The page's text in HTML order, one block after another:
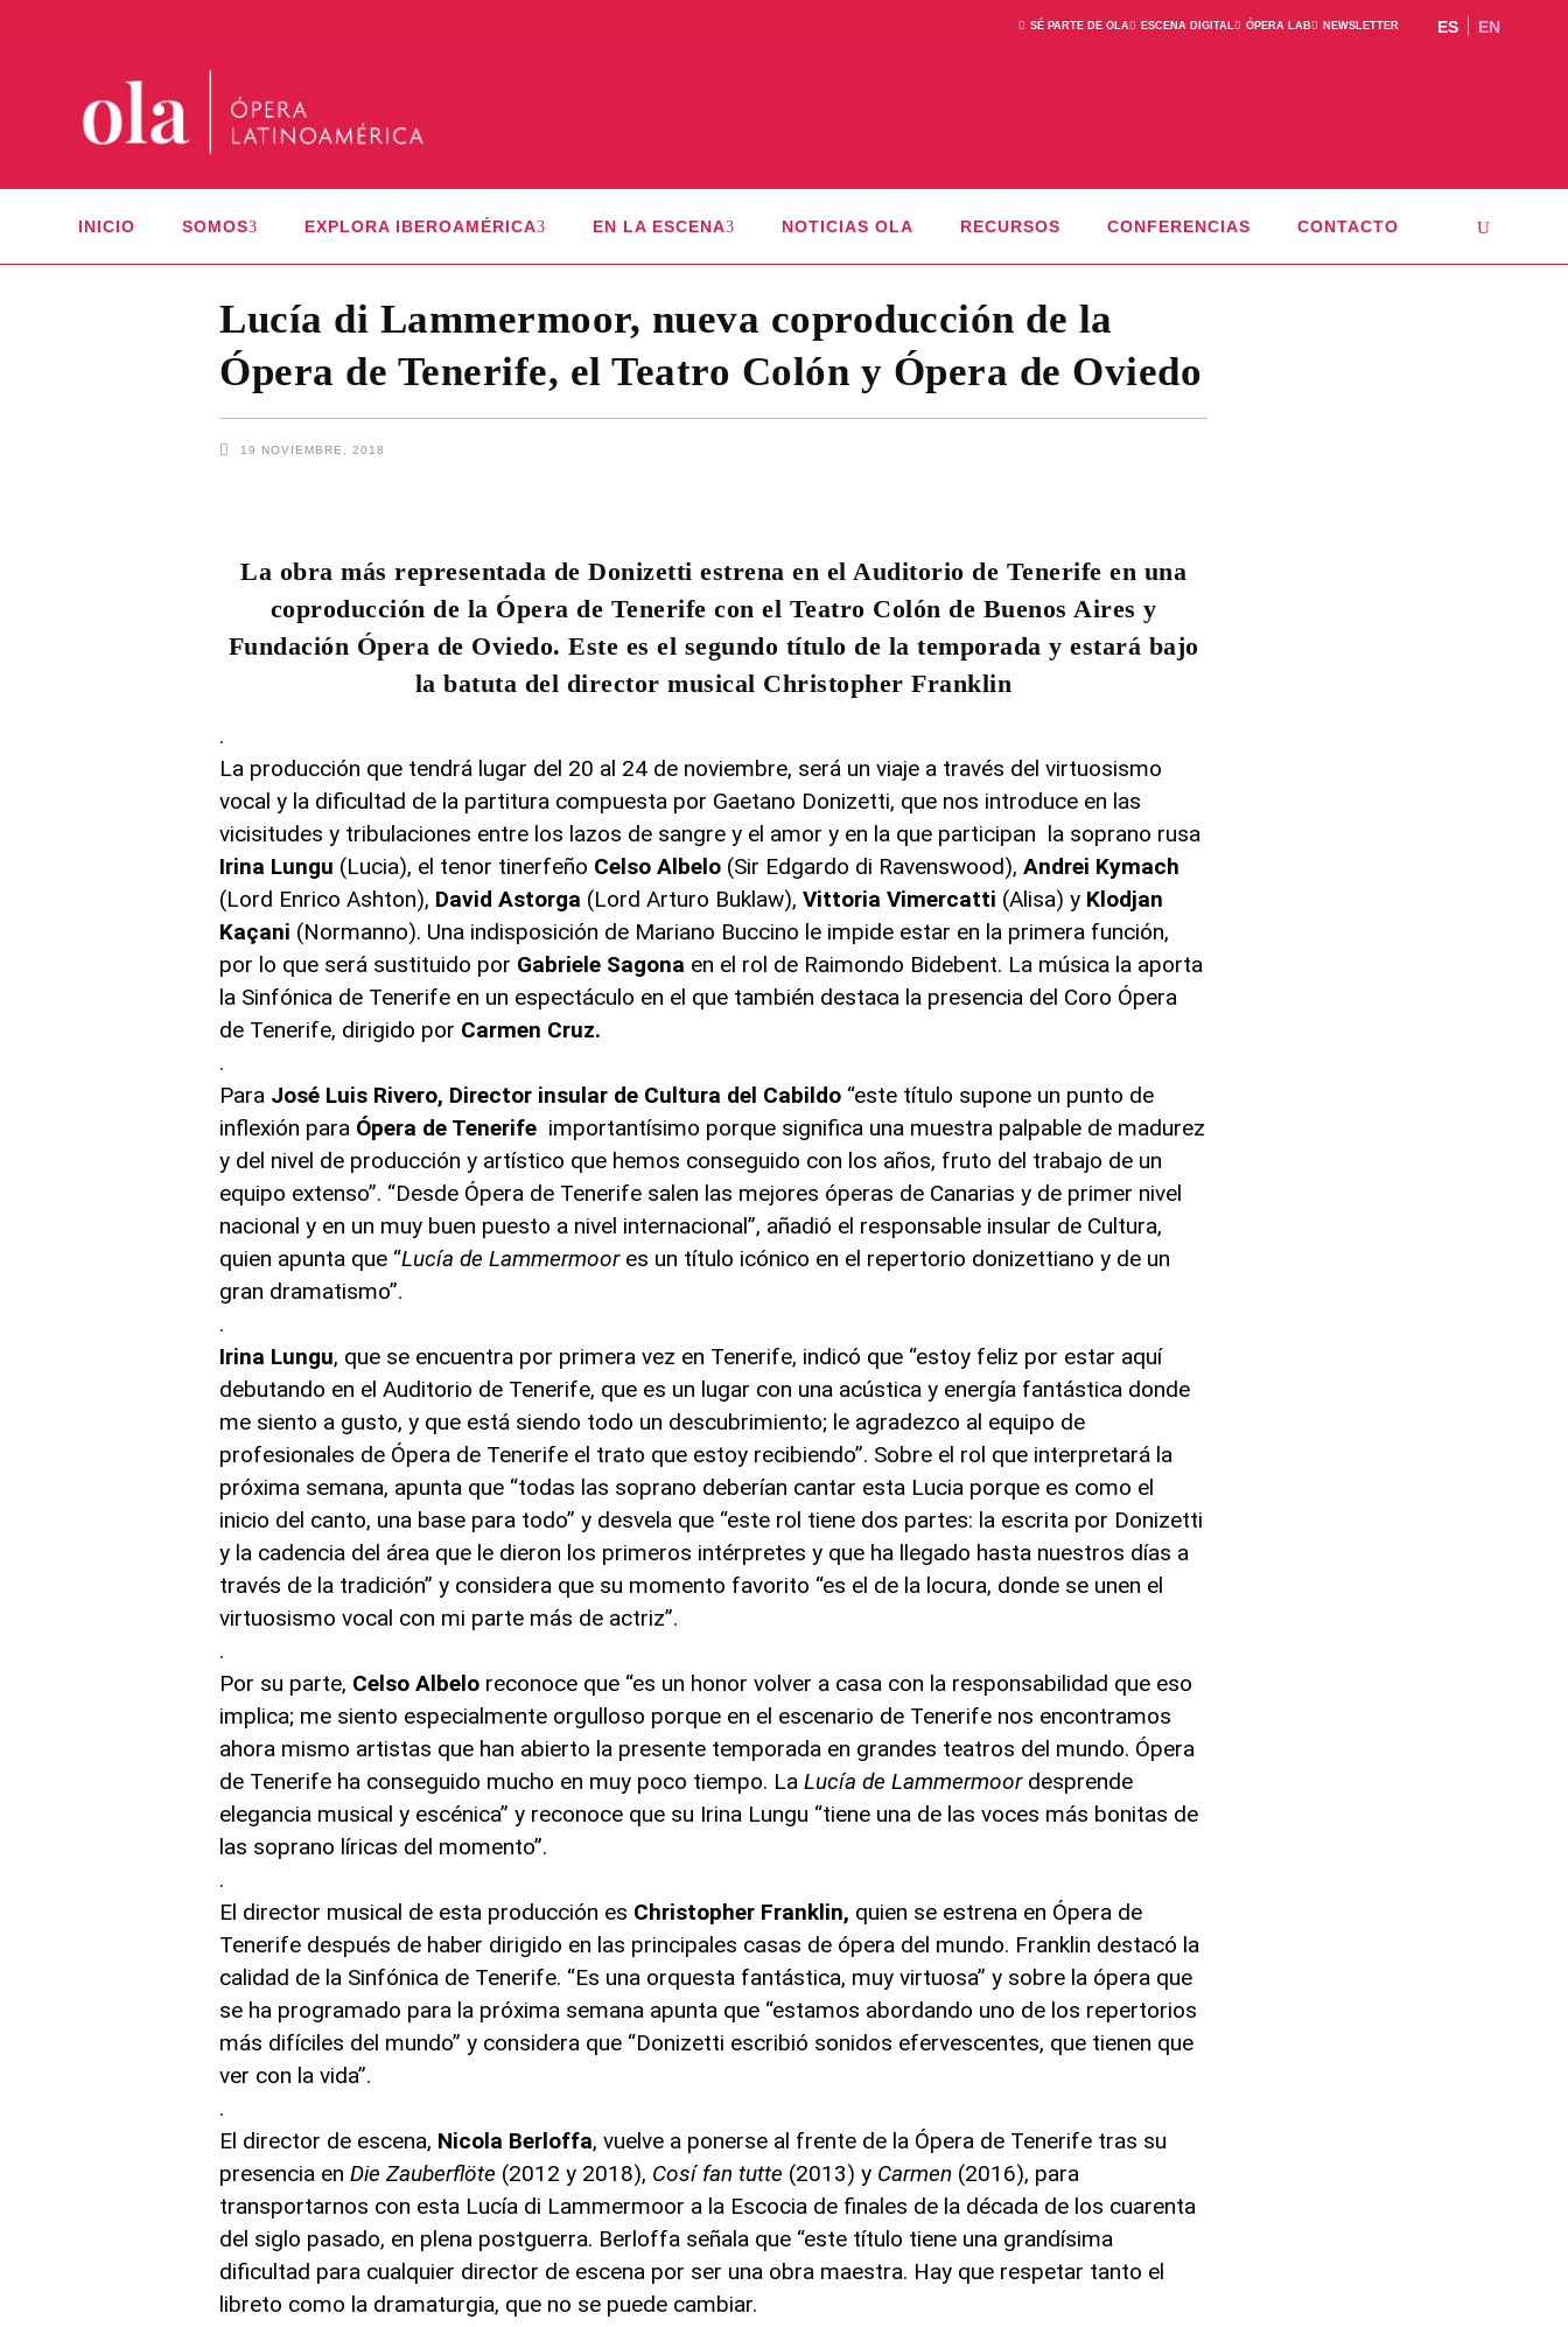
SÉ PARTE DE OLA ESCENA DIGITAL ÓPERA LAB NEWSLETTER ES EN
INICIO SOMOS EXPLORA IBEROAMÉRICA EN LA ESCENA NOTICIAS OLA RECURSOS CONFERENCIAS CONTACTO
Lucía di Lammermoor, nueva coproducción de la
Ópera de Tenerife, el Teatro Colón y Ópera de Oviedo
19 NOVIEMBRE, 2018
La obra más representada de Donizetti estrena en el Auditorio de Tenerife en una
coproducción de la Ópera de Tenerife con el Teatro Colón de Buenos Aires y
Fundación Ópera de Oviedo. Este es el segundo título de la temporada y estará bajo
la batuta del director musical Christopher Franklin
.
La producción que tendrá lugar del 20 al 24 de noviembre, será un viaje a través del virtuosismo
vocal y la dificultad de la partitura compuesta por Gaetano Donizetti, que nos introduce en las
vicisitudes y tribulaciones entre los lazos de sangre y el amor y en la que participan la soprano rusa
Irina Lungu (Lucia), el tenor tinerfeño Celso Albelo (Sir Edgardo di Ravenswood),Andrei Kymach
(Lord Enrico Ashton), David Astorga (Lord Arturo Buklaw),Vittoria Vimercatti (Alisa) y Klodjan
Kaçani (Normanno). Una indisposición de Mariano Buccino le impide estar en la primera función,
por lo que será sustituido por Gabriele Sagona en el rol de Raimondo Bidebent. La música la aporta
la Sinfónica de Tenerife en un espectáculo en el que también destaca la presencia del Coro Ópera
de Tenerife, dirigido por Carmen Cruz.
.
Para José Luis Rivero, Director insular de Cultura del Cabildo “este título supone un punto de
inflexión para Ópera de Tenerife importantísimo porque significa una muestra palpable de madurez
y del nivel de producción y artístico que hemos conseguido con los años, fruto del trabajo de un
equipo extenso”. “Desde Ópera de Tenerife salen las mejores óperas de Canarias y de primer nivel
nacional y en un muy buen puesto a nivel internacional”, añadió el responsable insular de Cultura,
quien apunta que “Lucía de Lammermoores un título icónico en el repertorio donizettiano y de un
gran dramatismo”.
.
Irina Lungu, que se encuentra por primera vez en Tenerife, indicó que “estoy feliz por estar aquí
debutando en el Auditorio de Tenerife, que es un lugar con una acústica y energía fantástica donde
me siento a gusto, y que está siendo todo un descubrimiento; le agradezco al equipo de
profesionales de Ópera de Tenerife el trato que estoy recibiendo”. Sobre el rol que interpretará la
próxima semana, apunta que “todas las soprano deberían cantar esta Lucia porque es como el
inicio del canto, una base para todo” y desvela que “este rol tiene dos partes: la escrita por Donizetti
y la cadencia del área que le dieron los primeros intérpretes y que ha llegado hasta nuestros días a
través de la tradición” y considera que su momento favorito “es el de la locura, donde se unen el
virtuosismo vocal con mi parte más de actriz”.
.
Por su parte, Celso Albelo reconoce que “es un honor volver a casa con la responsabilidad que eso
implica; me siento especialmente orgulloso porque en el escenario de Tenerife nos encontramos
ahora mismo artistas que han abierto la presente temporada en grandes teatros del mundo. Ópera
de Tenerife ha conseguido mucho en muy poco tiempo. LaLucía de Lammermoordesprende
elegancia musical y escénica” y reconoce que su Irina Lungu “tiene una de las voces más bonitas de
las soprano líricas del momento”.
.
El director musical de esta producción es Christopher Franklin, quien se estrena en Ópera de
Tenerife después de haber dirigido en las principales casas de ópera del mundo. Franklin destacó la
calidad de la Sinfónica de Tenerife. “Es una orquesta fantástica, muy virtuosa” y sobre la ópera que
se ha programado para la próxima semana apunta que “estamos abordando uno de los repertorios
más difíciles del mundo” y considera que “Donizetti escribió sonidos efervescentes, que tienen que
ver con la vida”.
.
El director de escena, Nicola Berloffa, vuelve a ponerse al frente de la Ópera de Tenerife tras su
presencia enDie Zauberflöte (2012 y 2018), Cosí fan tutte (2013) y Carmen (2016), para
transportarnos con esta Lucía di Lammermoor a la Escocia de finales de la década de los cuarenta
del siglo pasado, en plena postguerra. Berloffa señala que “este título tiene una grandísima
dificultad para cualquier director de escena por ser una obra maestra. Hay que respetar tanto el
libreto como la dramaturgia, que no se puede cambiar.